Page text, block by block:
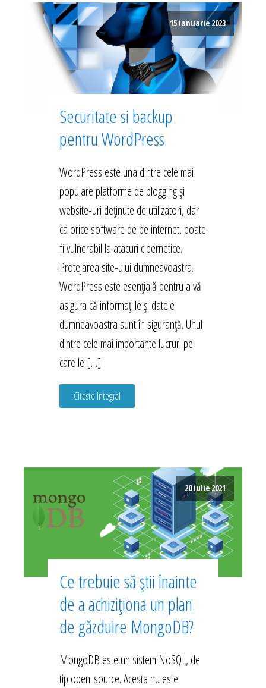
15 ianuarie 2023
Securitate si backup
pentru WordPress
WordPress este una dintre cele mai
populare platforme de blogging și
website-uri deținute de utilizatori, dar
ca orice software de pe internet, poate
fi vulnerabil la atacuri cibernetice.
Protejarea site-ului dumneavoastra.
WordPress este esențială pentru a vă
asigura că informațiile și datele
dumneavoastra sunt în siguranță. Unul
dintre cele mai importante lucruri pe
care le […]
Citeste integral
20 iulie 2021
Ce trebuie să știi înainte
de a achiziționa un plan
de găzduire MongoDB?
MongoDB este un sistem NoSQL, de
tip open-source. Acesta nu este